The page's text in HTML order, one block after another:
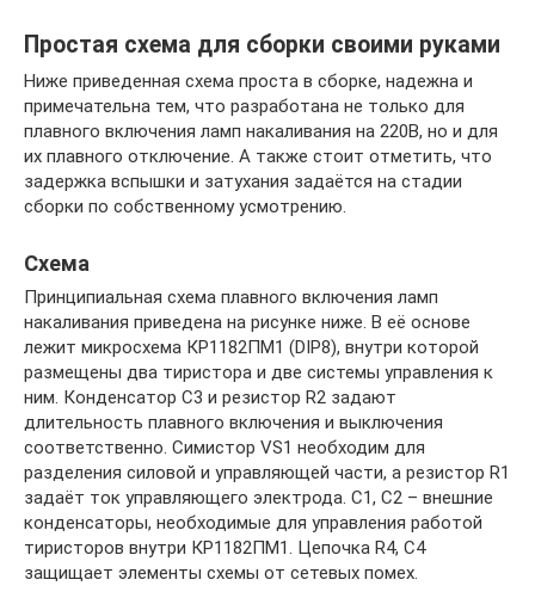
Простая схема для сборки своими руками
Ниже приведенная схема проста в сборке, надежна и
примечательна тем, что разработана не только для
плавного включения ламп накаливания на 220В, но и для
их плавного отключение. А также стоит отметить, что
задержка вспышки и затухания задаётся на стадии
сборки по собственному усмотрению.
Схема
Принципиальная схема плавного включения ламп
накаливания приведена на рисунке ниже. В её основе
лежит микросхема КР1182ПМ1 (DIP8), внутри которой
размещены два тиристора и две системы управления к
ним. Конденсатор С3 и резистор R2 задают
длительность плавного включения и выключения
соответственно. Симистор VS1 необходим для
разделения силовой и управляющей части, а резистор R1
задаёт ток управляющего электрода. С1, С2 – внешние
конденсаторы, необходимые для управления работой
тиристоров внутри КР1182ПМ1. Цепочка R4, С4
защищает элементы схемы от сетевых помех.